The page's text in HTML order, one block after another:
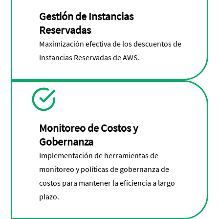
Gestión de Instancias
Reservadas
Maximización efectiva de los descuentos de
Instancias Reservadas de AWS.
Monitoreo de Costos y
Gobernanza
Implementación de herramientas de
monitoreo y políticas de gobernanza de
costos para mantener la eficiencia a largo
plazo.